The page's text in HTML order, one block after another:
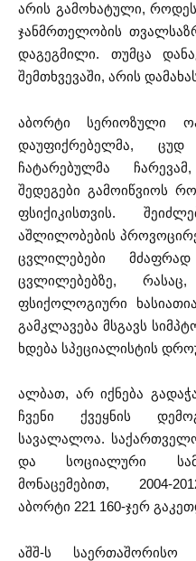
არის გამოხატული,
ჯანმრთელობის
დაგეგმილი. თუმცა
შემთხვევაში, არის
აბორტი სერიოზული
დაუფიქრებელმა, ცუდ
ჩატარებულმა
შედეგები გამოიწვიოს
ფსიქიკისთვის.
აშლილობების
ცვლილებები
ცვლილებებზე,
ფსიქოლოგიური
გამკლავება მსგავს
ხდება სპეციალისტის
ალბათ, არ იქნება
ჩვენი ქვეყნის
სავალალოა.
და სოციალური
მონაცემებით, 2004-
აბორტი 221 160-ჯერ
აშშ-ს საერთაშორისო